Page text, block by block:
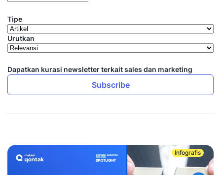
Tipe
Urutkan
Dapatkan kurasi newsletter terkait sales dan marketing
Subscribe
Infografis